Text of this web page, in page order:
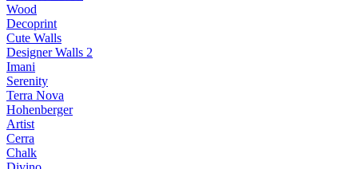
Wood
Decoprint
Cute Walls
Designer Walls 2
Imani
Serenity
Terra Nova
Hohenberger
Artist
Cerra
Chalk